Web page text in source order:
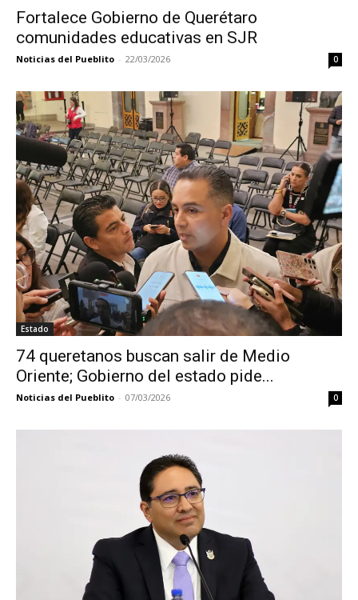
Fortalece Gobierno de Querétaro
comunidades educativas en SJR
Noticias del Pueblito - 22/03/2026 0
Estado
74 queretanos buscan salir de Medio
Oriente; Gobierno del estado pide...
Noticias del Pueblito - 07/03/2026 0